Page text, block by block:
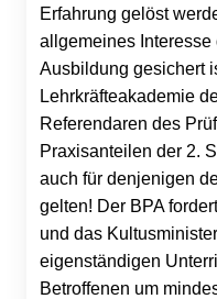
Erfahrung gelöst
allgemeines
Ausbildung gesichert
Lehrkräfteakademie
Referendaren des
Praxisanteilen der 2.
auch für denjenigen
gelten! Der BPA
und das
eigenständigen
Betroffenen um